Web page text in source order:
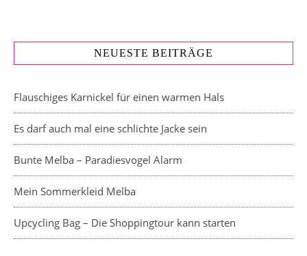
NEUESTE BEITRÄGE
Flauschiges Karnickel für einen warmen Hals
Es darf auch mal eine schlichte Jacke sein
Bunte Melba – Paradiesvogel Alarm
Mein Sommerkleid Melba
Upcycling Bag – Die Shoppingtour kann starten